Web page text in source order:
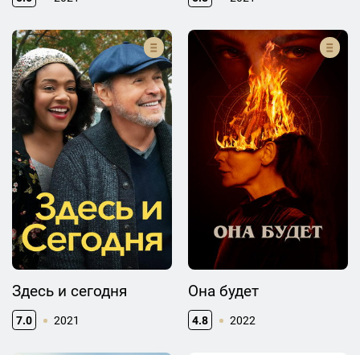
Здесь и сегодня
7.0 2021
Она будет
4.8 2022